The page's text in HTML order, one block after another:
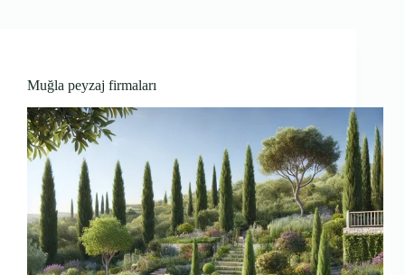
Muğla peyzaj firmaları